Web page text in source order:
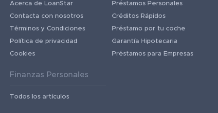
Acerca de LoanStar
Contacta con nosotros
Términos y Condiciones
Política de privacidad
Cookies
Préstamos Personales
Créditos Rápidos
Préstamo por tu coche
Garantía Hipotecaria
Préstamos para Empresas
Finanzas Personales
Todos los artículos